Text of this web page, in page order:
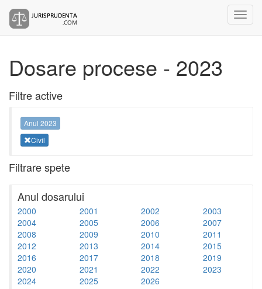
Dosare procese - 2023
Filtre active
Anul 2023
Civil
Filtrare spete
Anul dosarului
2000 2001 2002
2003
2004
2005 2006
2007
2008
2009 2010
2011
2012
2013 2014
2015
2016
2017 2018
2019
2020
2021 2022
2023
2024
2025 2026